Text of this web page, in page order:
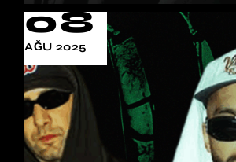
08
AĞU 2025